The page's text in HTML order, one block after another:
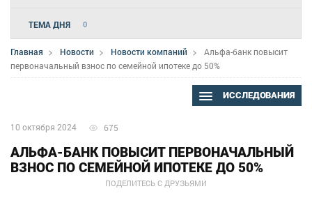
ТЕМА ДНЯ 0
Главная Новости Новости компаний
Альфа-банк повысит
первоначальный взнос по семейной ипотеке до 50%
ИССЛЕДОВАНИЯ
10 октября 2024 675
ПОДЕЛИТЕСЬ С ДРУЗЬЯМИ
АЛЬФА-БАНК ПОВЫСИТ ПЕРВОНАЧАЛЬНЫЙ
ВЗНОС ПО СЕМЕЙНОЙ ИПОТЕКЕ ДО 50%